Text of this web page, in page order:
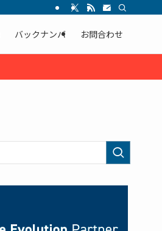
バックナンバ お問合わせ